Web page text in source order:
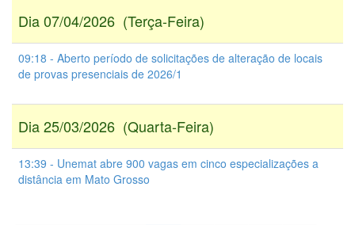
Dia 07/04/2026 (Terça-Feira)
09:18 - Aberto período de solicitações de alteração de locais
de provas presenciais de 2026/1
Dia 25/03/2026 (Quarta-Feira)
13:39 - Unemat abre 900 vagas em cinco especializações a
distância em Mato Grosso